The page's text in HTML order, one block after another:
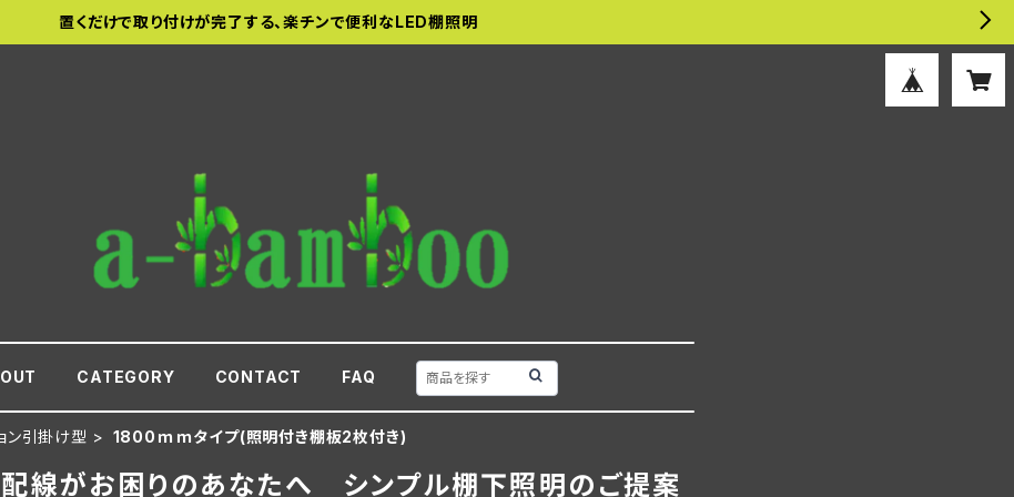
置くだけで取り付けが完了する、楽チンで便利なLED棚照明
CATEGORY CONTACT FAQ
ン引掛け型 1800ｍｍタイプ(照明付き棚板2枚付き)
線がお困りのあなたへ シンプル棚下照明のご提案